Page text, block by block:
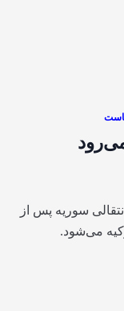
سوریه پس از
می‌شود.